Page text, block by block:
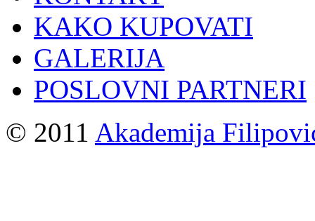
KAKO KUPOVATI
GALERIJA
POSLOVNI PARTNERI
© 2011 Akademija